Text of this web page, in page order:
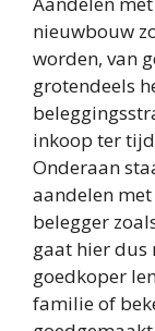
nieuwbouw
worden, van
grotendeels
inkoop ter
Onderaan
aandelen met
belegger
gaat hier dus
goedkoper
familie of